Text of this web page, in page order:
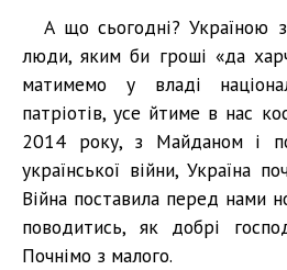
А що сьогодні? Україною
люди, яким би гроші «да
матимемо у владі
патріотів, усе йтиме в нас
2014 року, з Майданом і
української війни, Україна
Війна поставила перед нами
поводитись, як добрі
Почнімо з малого.